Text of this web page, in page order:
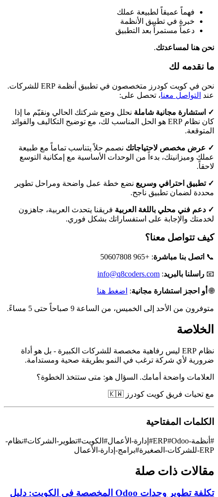
فهماً عميقاً لطبيعة عملك
خبرة في تطبيق الأنظمة
دعماً مستمراً بعد التطبيق
نحن هنا لمساعدتك.
ما نقدمه لك
نحن في كويت كودرز متخصصون في تطبيق أنظمة ERP للشركات.
عند التواصل معنا، تحصل على:
✓ استشارة مجانية شاملة نحلل وضع شركتك الحالي ونقيّم ما إذا
كان نظام ERP هو الحل المناسب لك، مع توضيح التكاليف والفوائد
المتوقعة.
✓ عرض مخصص لاحتياجاتك نصمم حلاً يتناسب تماماً مع طبيعة
عملك وميزانيتك، بدءاً من الوحدات الأساسية مع إمكانية التوسع
لاحقاً.
✓ تطبيق احترافي وسريع نضع خطة عمل واضحة ومراحل تطوير
محددة لضمان تطبيق ناجح.
✓ دعم فني محلي باللغة العربية فريقنا يتحدث العربية، جاهزون
لخدمتك والإجابة على استفساراتك بشكل فوري.
كيف تتواصل معنا؟
📞 اتصل بنا مباشرة: +965 50607808
📧 راسلنا بالبريد:
info@q8coders.com
🌐 أو احجز استشارة مجانية: اضغط هنا
متوفرون من الأحد إلى الخميس، من الساعة 9 صباحاً حتى 5 مساءً.
الخلاصة
نظام ERP ليس رفاهية مخصصة للشركات الكبيرة - بل هو أداة
ضرورية لأي شركة ترغب في النمو بطريقة صحية ومستدامة.
العلامات واضحة أمامك. السؤال هو: متى ستتخذ الخطوة؟
مع تحيات فريق كويت كودرز 🇰🇼
الكلمات المفتاحية
# أنظمة-ERP #Odoo
# إدارة-الأعمال# الكويت#تطوير-الشركات#نظام-
ERP-للشركات-الصغيرة
#برامج-إدارة-الأعمال
مقالات ذات صلة
تكلفة تطوير وحدات Odoo المخصصة في الكويت: دليل